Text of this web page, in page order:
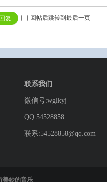
复 回帖后跳转到最后一页
联系我们
微信号:wglkyj
QQ:54528858
联系:54528858@qq.com
美妙的音乐